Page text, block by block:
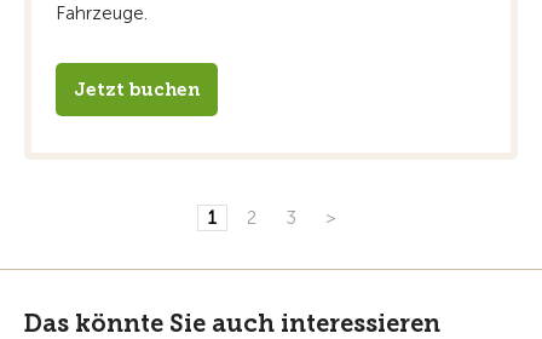
Fahrzeuge.
Jetzt buchen
1 2 3 >
Das könnte Sie auch interessieren